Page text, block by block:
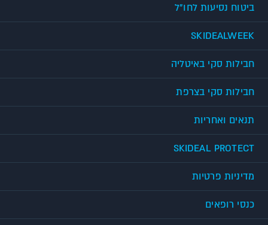
ביטוח נסיעות לחו"ל
SKIDEALWEEK
חבילות סקי באיטליה
חבילות סקי בצרפת
תנאים ואחריות
SKIDEAL PROTECT
מדיניות פרטיות
כנסי רופאים